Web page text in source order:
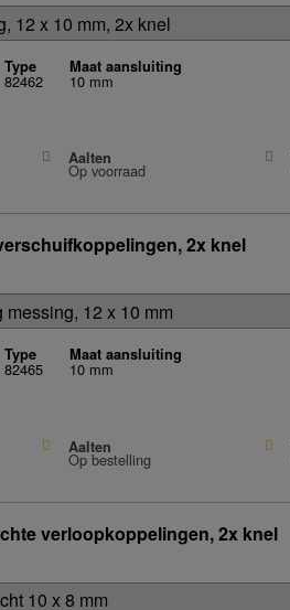
Type
82462
Maat aansluiting
10 mm
Aalten
Op voorraad
2x knel
Type
82465
Maat aansluiting
10 mm
Aalten
Op bestelling
verloopkoppelingen, 2x knel